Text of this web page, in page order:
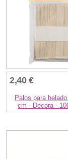
2,40 €
Palos para
cm - Decora -